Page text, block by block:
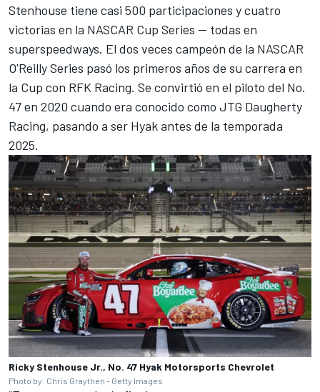
Stenhouse tiene casi 500 participaciones y cuatro
victorias en la NASCAR Cup Series -- todas en
superspeedways. El dos veces campeón de la NASCAR
O'Reilly Series pasó los primeros años de su carrera en
la Cup con RFK Racing. Se convirtió en el piloto del No.
47 en 2020 cuando era conocido como JTG Daugherty
Racing, pasando a ser Hyak antes de la temporada
2025.
Ricky Stenhouse Jr., No. 47 Hyak Motorsports Chevrolet
Photo by: Chris Graythen - Getty Images